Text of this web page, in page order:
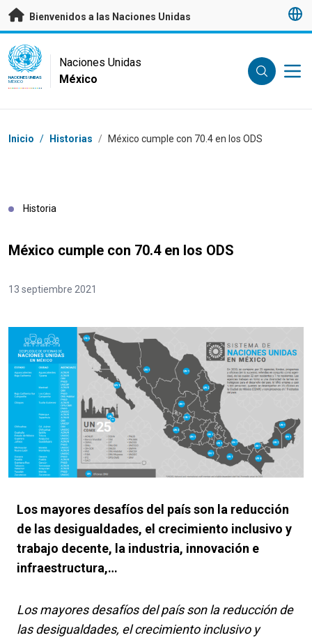
Saltar a contenido principal
Bienvenidos a las Naciones Unidas
UN Logo
NACIONES UNIDAS
MÉXICO
Naciones Unidas
México
Coordenadas dentro de la ruta de navegación
Inicio / Historias / México cumple con 70.4 en los ODS
Historia
México cumple con 70.4 en los ODS
13 septiembre 2021
Los mayores desafíos del país son la reducción
de las desigualdades, el crecimiento inclusivo y
trabajo decente, la industria, innovación e
infraestructura,…
Los mayores desafíos del país son la reducción de
las desigualdades, el crecimiento inclusivo y